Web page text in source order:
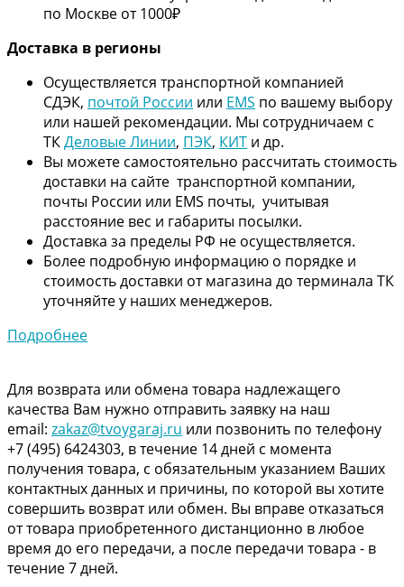
по Москве от 1000₽
Доставка в регионы
Осуществляется транспортной компанией
СДЭК, почтой России или EMS по вашему выбору
или нашей рекомендации. Мы сотрудничаем с
ТКДеловые Линии, ПЭК, КИТ и др.
Вы можете самостоятельно рассчитать стоимость
доставки на сайте транспортной компании,
почты России или EMS почты, учитывая
расстояние вес и габариты посылки.
Доставка за пределы РФ не осуществляется.
Более подробную информацию о порядке и
стоимость доставки от магазина до терминала ТК
уточняйте у наших менеджеров.
Подробнее
Для возврата или обмена товара надлежащего
качества Вам нужно отправить заявку на наш
email: zakaz@tvoygaraj.ru или позвонить по телефону
+7 (495) 6424303, в течение 14 дней с момента
получения товара, с обязательным указанием Ваших
контактных данных и причины, по которой вы хотите
совершить возврат или обмен. Вы вправе отказаться
от товара приобретенного дистанционно в любое
время до его передачи, а после передачи товара - в
течение 7 дней.